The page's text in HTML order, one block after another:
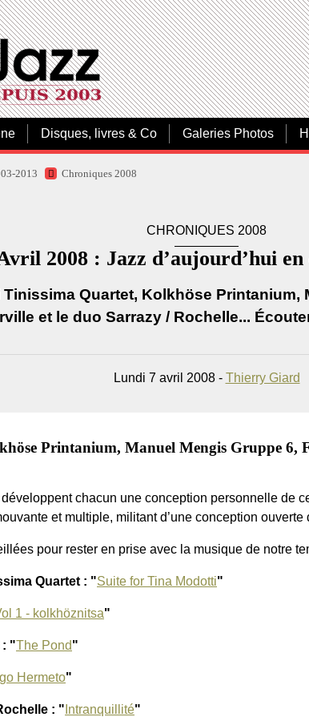
Disques, livres & Co Galeries Photos
2013 Chroniques 2008
CHRONIQUES 2008
2008 : Jazz d’aujourd’hui en
Quartet, Kolkhöse Printanium,
et le duo Sarrazy / Rochelle...
Lundi 7 avril 2008 - Thierry Giard
Printanium, Manuel Mengis Gruppe 6,
chacun une conception personnelle de
et multiple, militant d’une conception
pour rester en prise avec la musique de notre
Quartet : "Suite for Tina Modotti"
1 - kolkhöznitsa"
: "The Pond"
Hermeto"
: "Intranquillité"